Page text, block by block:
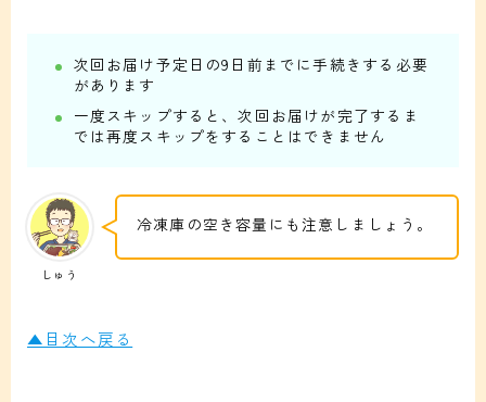
次回お届け予定日の9日前までに手続きする必要
があります
一度スキップすると、次回お届けが完了するま
では再度スキップをすることはできません
しゅう
冷凍庫の空き容量にも注意しましょう。
▲目次へ戻る